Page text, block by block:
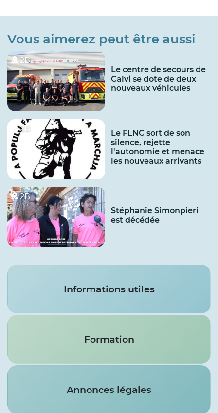
Vous aimerez peut être aussi
2B
Le centre de secours de
Calvi se dote de deux
nouveaux véhicules
2B
Le FLNC sort de son
silence, rejette
l'autonomie et menace
les nouveaux arrivants
2B
Stéphanie Simonpieri
est décédée
Services
Informations utiles
Formation
Annonces légales